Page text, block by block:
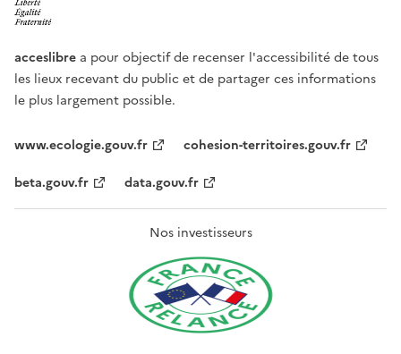
acceslibre a pour objectif de recenser l'accessibilité de tous
les lieux recevant du public et de partager ces informations
le plus largement possible.
www.ecologie.gouv.fr
cohesion-territoires.gouv.fr
beta.gouv.fr
data.gouv.fr
Nos investisseurs